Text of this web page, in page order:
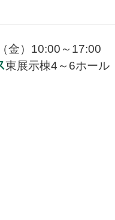
金）10:00～17:00
東展示棟4～6ホール